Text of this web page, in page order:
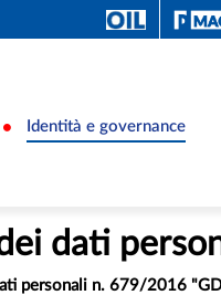
Identità e governance
dati
personali n. 679/2016